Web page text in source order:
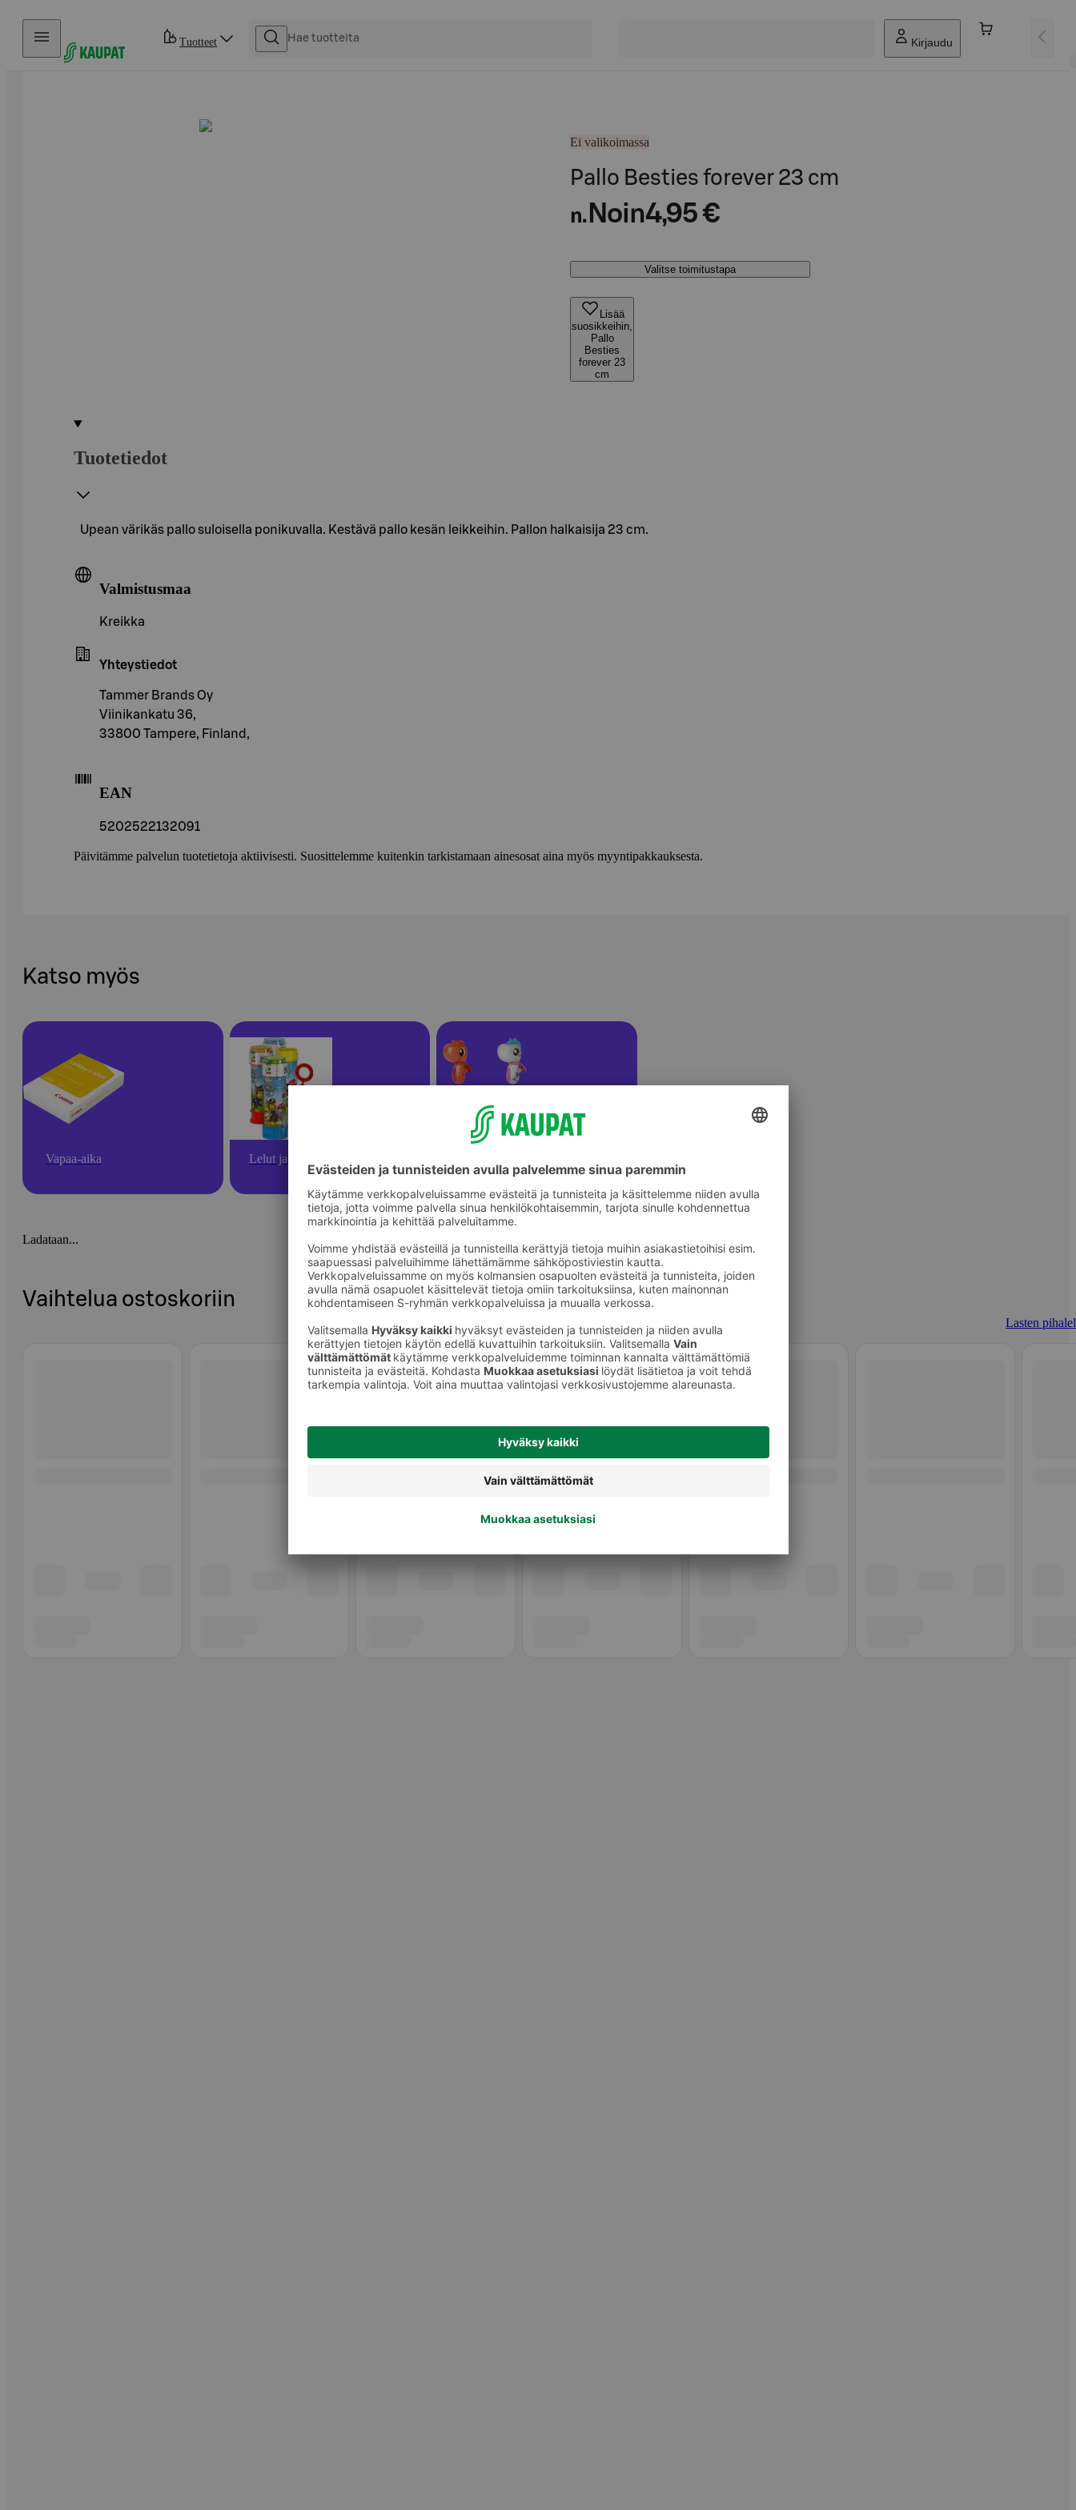
Hyppää sisältöön
Tuotteet Kirjaudu
Ei valikoimassa
Pallo Besties forever 23 cm
n. Noin4,95 €
Valitse toimitustapa
Lisää
suosikkeihin,
Pallo
Besties
forever 23
cm
Tuotetiedot
Upean värikäs pallo suloisella ponikuvalla. Kestävä pallo kesän leikkeihin. Pallon halkaisija 23 cm.
Valmistusmaa
Kreikka
Yhteystiedot
Tammer Brands Oy
Viinikankatu 36,
33800 Tampere, Finland,
EAN
5202522132091
Päivitämme palvelun tuotetietoja aktiivisesti. Suosittelemme kuitenkin tarkistamaan ainesosat aina myös myyntipakkauksesta.
Katso myös
Vapaa-aika Lelut ja pelit
Ladataan...
Vaihtelua ostoskoriin
Lasten